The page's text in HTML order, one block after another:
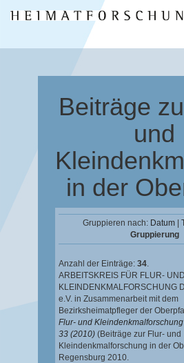
Beiträge
und
in der
Gruppieren nach: Datum
Gruppierung
Anzahl der Einträge: 34.
ARBEITSKREIS FÜR FLUR- UND
KLEINDENKMALFORSCHUNG
e.V. in Zusammenarbeit mit dem
Bezirksheimatpfleger der
Flur- und
33 (2010) (Beiträge zur Flur- und
Kleindenkmalforschung in der
Regensburg 2010.